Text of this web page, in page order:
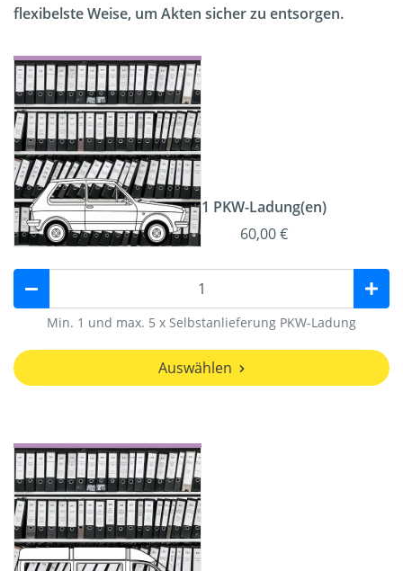
flexibelste Weise, um Akten sicher zu entsorgen.
1 PKW-Ladung(en)
60,00 €
Min. 1 und max. 5 x Selbstanlieferung PKW-Ladung
Auswählen